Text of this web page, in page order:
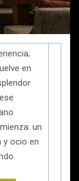
en
un
y ocio en